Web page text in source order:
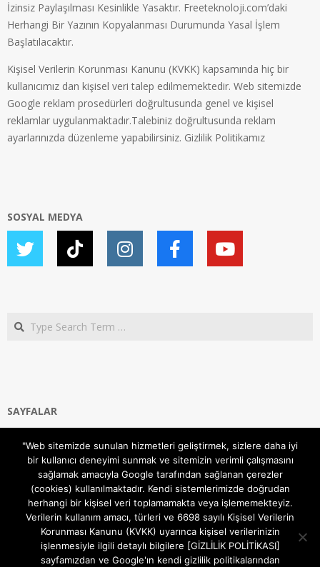
İzinsiz Paylaşılması Kesinlikle Yasaktır. Freeteknoloji.com’daki
Herhangi Bir Yazının Kopyalanması Durumunda Yasal İşlem
Başlatılacaktır.
Kişisel Verilerin Korunması Kanunu (KVKK) kapsamında hiç bir
kullanıcımız dan kişisel veri talep edilmemektedir. Web sitemizde
Google reklam prosedürleri doğrultusunda genel ve kişisel
reklamlar uygulanmaktadır.Talebiniz doğrultusunda reklam
ayarlarınızda düzenleme yapabilirsiniz. Gizlilik Politikamız
SOSYAL MEDYA
Search
SAYFALAR
Gizlilik ve Çerezler (Cookies) Politikası
Hakkımızda
İletişim Kanalları
MODEM KURULUM
TEKNİK DESTEK
TELEVİZYON SİSTEMLERİ
"Web sitemizde sunulan hizmetleri geliştirmek, sizlere daha iyi
bir kullanıcı deneyimi sunmak ve sitemizin verimli çalışmasını
sağlamak amacıyla Google tarafından sağlanan çerezler
(cookies) kullanılmaktadır. Kendi sistemlerimizde doğrudan
herhangi bir kişisel veri toplamamakta veya işlememekteyiz.
Verilerin kullanım amacı, türleri ve 6698 sayılı Kişisel Verilerin
Korunması Kanunu (KVKK) uyarınca kişisel verilerinizin
işlenmesiyle ilgili detaylı bilgilere [GİZLİLİK POLİTİKASI]
sayfamızdan ve Google'ın kendi gizlilik politikalarından